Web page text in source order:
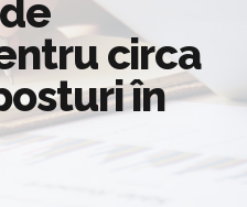
circa
în